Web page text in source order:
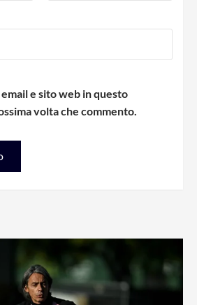
e sito web in questo
volta che commento.